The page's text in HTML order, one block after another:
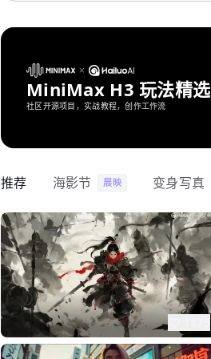
MiniMax H3 玩法精选
社区开源项目，实战教程，创作工作流
推荐 海影节 展映 变身写真